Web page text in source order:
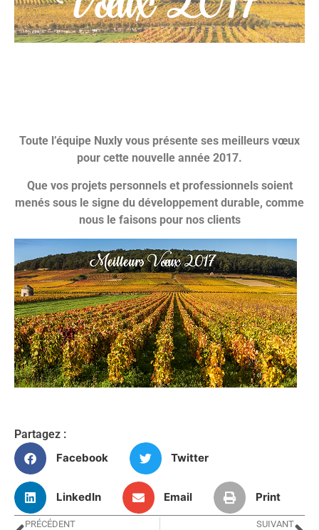
Toute l’équipe Nuxly vous présente ses meilleurs vœux
pour cette nouvelle année 2017.
Que vos projets personnels et professionnels soient
menés sous le signe du développement durable, comme
nous le faisons pour nos clients
Partagez :
Facebook
Twitter
LinkedIn Email Print
PRÉCÉDENT SUIVANT